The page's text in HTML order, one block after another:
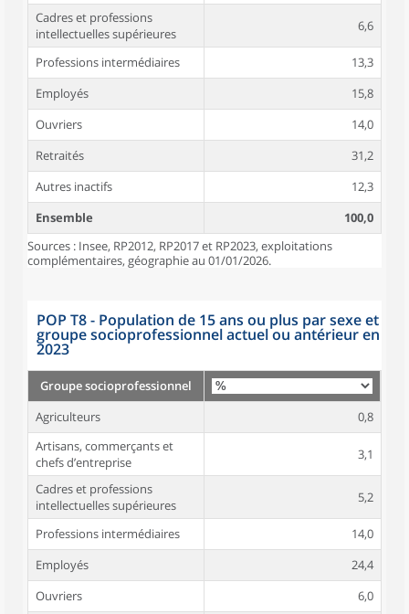
Cadres et professions
intellectuelles supérieures
6,6
Professions intermédiaires
13,3
Employés
15,8
Ouvriers
14,0
Retraités
31,2
Autres inactifs
12,3
Ensemble
100,0
Sources : Insee, RP2012, RP2017 et RP2023, exploitations
complémentaires, géographie au 01/01/2026.
POP T8 - Population de 15 ans ou plus par sexe et
groupe socioprofessionnel actuel ou antérieur en
2023
Groupe socioprofessionnel
Agriculteurs
0,8
Artisans, commerçants et
chefs d’entreprise
3,1
Cadres et professions
intellectuelles supérieures
5,2
Professions intermédiaires
14,0
Employés
24,4
Ouvriers
6,0